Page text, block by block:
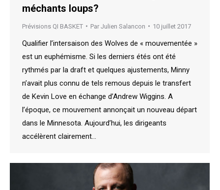
méchants loups?
Prévisions QI BASKET Par Julien Salancon 10 juillet 2017
Qualifier l’intersaison des Wolves de « mouvementée »
est un euphémisme. Si les derniers étés ont été
rythmés par la draft et quelques ajustements, Minny
n’avait plus connu de tels remous depuis le transfert
de Kevin Love en échange d’Andrew Wiggins. A
l’époque, ce mouvement annonçait un nouveau départ
dans le Minnesota. Aujourd’hui, les dirigeants
accélèrent clairement…